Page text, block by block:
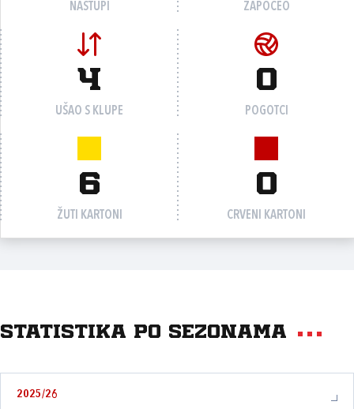
NASTUPI ZAPOČEO
4
UŠAO S KLUPE
0
POGOTCI
6
ŽUTI KARTONI
0
CRVENI KARTONI
Statistika po sezonama
2025/26